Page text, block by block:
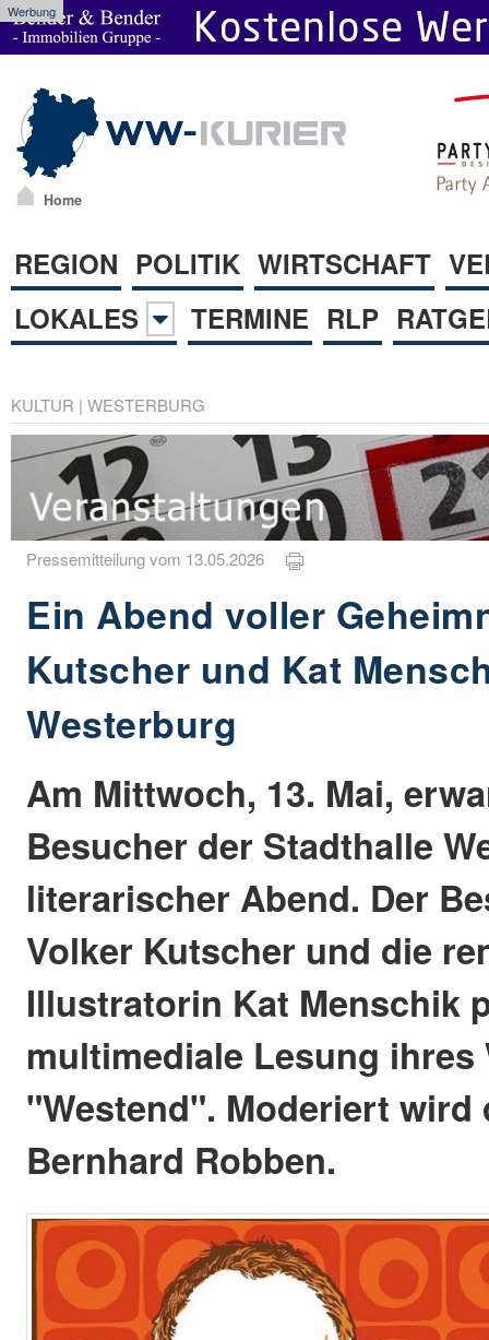
Werbung
Home
REGION POLITIK WIRTSCHAFT
LOKALES
TERMINE RLP
KULTUR | WESTERBURG
Pressemitteilung vom 13.05.2026
Ein Abend voller
Kutscher und Kat
Westerburg
Am Mittwoch, 13. Mai,
Besucher der Stadthalle
literarischer Abend. Der
Volker Kutscher und die
Illustratorin Kat Menschik
multimediale Lesung ihres
"Westend". Moderiert wird
Bernhard Robben.